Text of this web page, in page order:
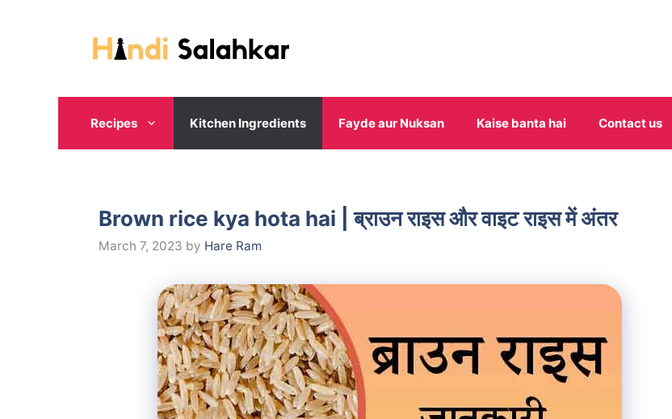
Recipes Kitchen Ingredients Fayde aur Nuksan Kaise banta hai Contact us
Brown rice kya hota hai | ब्राउन राइस और वाइट राइस में अंतर
March 7, 2023 by Hare Ram